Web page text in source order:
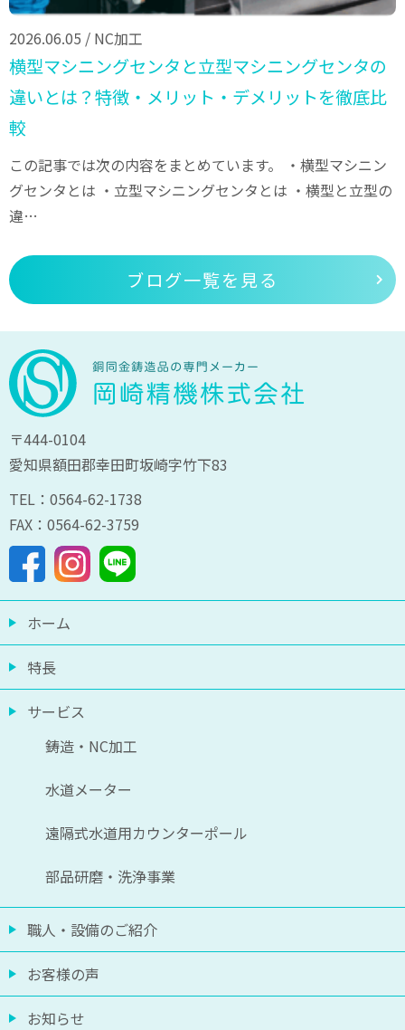
2026.06.05 / NC加工
横型マシニングセンタと立型マシニングセンタの
違いとは？特徴・メリット・デメリットを徹底比
較
この記事では次の内容をまとめています。 ・横型マシニン
グセンタとは ・立型マシニングセンタとは ・横型と立型の
違…
ブログ一覧を見る
〒444-0104
愛知県額田郡幸田町坂崎字竹下83
TEL：0564-62-1738
FAX：0564-62-3759
ホーム
特長
サービス
鋳造・NC加工
水道メーター
遠隔式水道用カウンターポール
部品研磨・洗浄事業
職人・設備のご紹介
お客様の声
お知らせ